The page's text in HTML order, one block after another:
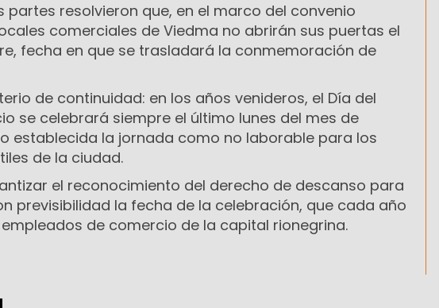
partes resolvieron que, en el marco del convenio
comerciales de Viedma no abrirán sus puertas el
fecha en que se trasladará la conmemoración de
de continuidad: en los años venideros, el Día del
se celebrará siempre el último lunes del mes de
establecida la jornada como no laborable para los
de la ciudad.
el reconocimiento del derecho de descanso para
previsibilidad la fecha de la celebración, que cada año
de comercio de la capital rionegrina.